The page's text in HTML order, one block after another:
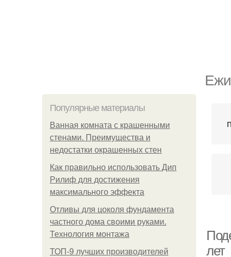
Популярные материалы
Ванная комната с крашенными
стенами. Преимущества и
недостатки окрашенных стен
Как правильно использовать Дип
Рилиф для достижения
максимального эффекта
Отливы для цоколя фундамента
частного дома своими руками.
Технология монтажа
ТОП-9 лучших производителей
лет